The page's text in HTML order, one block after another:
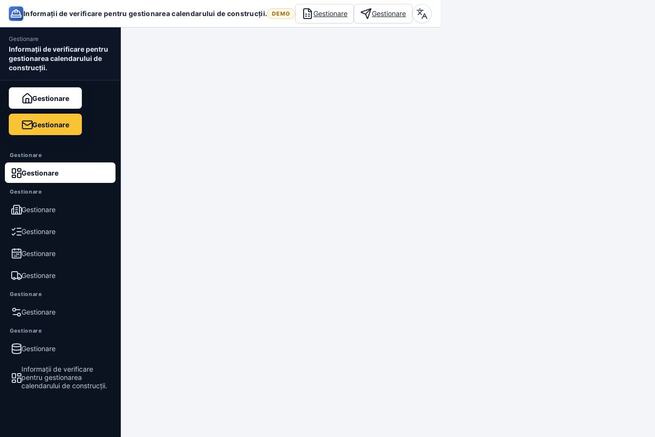
Informații de verificare pentru gestionarea calendarului de construcții. DEMO Gestionare Gestionare
Gestionare
Informații de verificare pentru
gestionarea calendarului de
construcții.
Gestionare
Gestionare
Gestionare
Gestionare
Gestionare
Gestionare
Gestionare
Gestionare
Gestionare
Gestionare
Gestionare
Gestionare
Gestionare
Informații de verificare
pentru gestionarea
calendarului de construcții.